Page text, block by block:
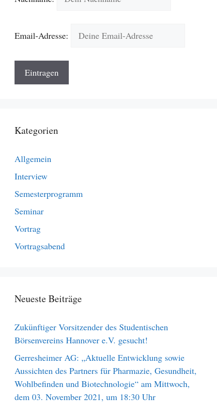
Email-Adresse:
Kategorien
Allgemein
Interview
Semesterprogramm
Seminar
Vortrag
Vortragsabend
Neueste Beiträge
Zukünftiger Vorsitzender des Studentischen
Börsenvereins Hannover e.V. gesucht!
Gerresheimer AG: „Aktuelle Entwicklung sowie
Aussichten des Partners für Pharmazie, Gesundheit,
Wohlbefinden und Biotechnologie“ am Mittwoch,
dem 03. November 2021, um 18:30 Uhr